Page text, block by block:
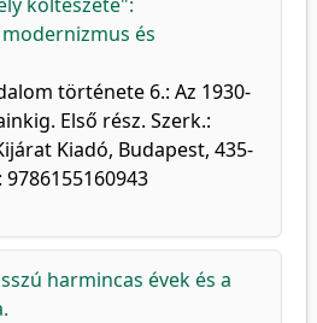
és
története 6.: Az 1930-
Első rész. Szerk.:
Kiadó, Budapest, 435-
9786155160943
harmincas évek és a